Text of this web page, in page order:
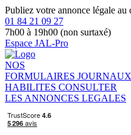
Publiez votre annonce légale au
01 84 21 09 27
7h00 à 19h00 (non surtaxé)
Espace JAL-Pro
NOS
FORMULAIRES JOURNAUX
HABILITES CONSULTER
LES ANNONCES LEGALES